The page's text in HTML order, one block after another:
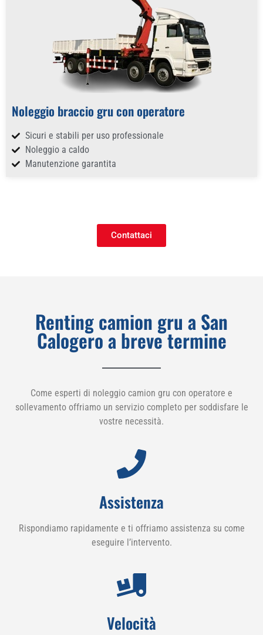
Noleggio braccio gru con operatore
Sicuri e stabili per uso professionale
Noleggio a caldo
Manutenzione garantita
Contattaci
Renting camion gru a San
Calogero a breve termine
Come esperti di noleggio camion gru con operatore e
sollevamento offriamo un servizio completo per soddisfare le
vostre necessità.
Assistenza
Rispondiamo rapidamente e ti offriamo assistenza su come
eseguire l’intervento.
Velocità